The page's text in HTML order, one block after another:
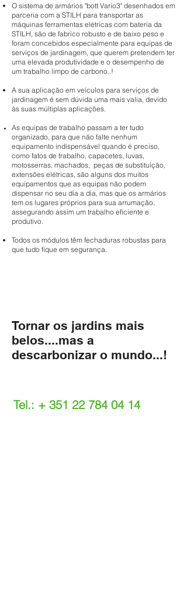
O sistema de armários "bott Vario3" desenhados em
parceria com a STILH para transportar as
máquinas ferramentas elétricas com bateria da
STILH, são de fabrico robusto e de baixo peso e
foram concebidos especialmente para equipas de
serviços de jardinagem, que querem pretendem ter
uma elevada produtividade e o desempenho de
um trabalho limpo de carbono..!
A sua aplicação em veículos para serviços de
jardinagem é sem dúvida uma mais valia, devido
às suas múltiplas aplicações.
As equipas de trabalho passam a ter tudo
organizado, para que não falte nenhum
equipamento indispensável quando é preciso,
como fatos de trabalho, capacetes, luvas,
motosserras, machados, peças de substituição,
extensões elétricas, são alguns dos muitos
equipamentos que as equipas não podem
dispensar no seu dia a dia, mas que os armários
tem os lugares próprios para sua arrumação,
assegurando assim um trabalho eficiente e
produtivo.
Todos os módulos têm fechaduras robustas para
que tudo fique em segurança.
Tornar os jardins mais
belos....mas a
descarbonizar o mundo...!
Tel.: + 351 22 784 04 14